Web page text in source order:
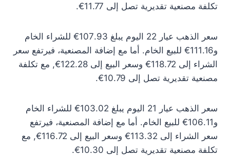
تكلفة مصنعية تقديرية تصل إلى 11.77€.
سعر الذهب عيار 22 اليوم يبلغ 107.93€ للشراء الخام
و111.16€ للبيع الخام. أما مع إضافة المصنعية، فيرتفع سعر
الشراء إلى 118.72€ وسعر البيع إلى 122.28€, مع تكلفة
مصنعية تقديرية تصل إلى 10.79€.
سعر الذهب عيار 21 اليوم يبلغ 103.02€ للشراء الخام
و106.11€ للبيع الخام. أما مع إضافة المصنعية، فيرتفع
سعر الشراء إلى 113.32€ وسعر البيع إلى 116.72€, مع
تكلفة مصنعية تقديرية تصل إلى 10.30€.